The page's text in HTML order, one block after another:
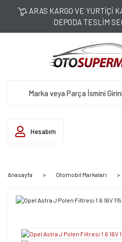
ARAS KARGO VE YURTİÇİ
DEPODA TESLİM
Hesabım
Anasayfa Otomobil Markaları